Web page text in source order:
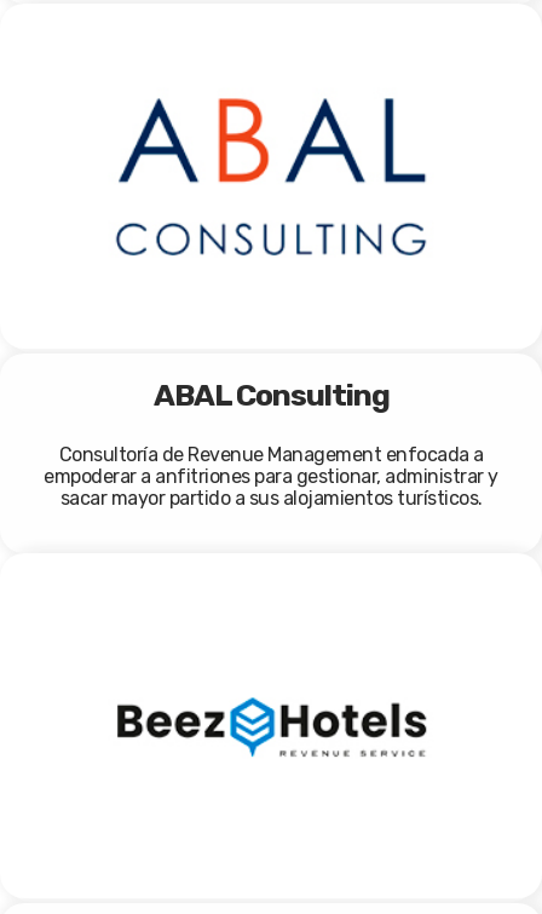
ABAL Consulting
Consultoría de Revenue Management enfocada a
empoderar a anfitriones para gestionar, administrar y
sacar mayor partido a sus alojamientos turísticos.